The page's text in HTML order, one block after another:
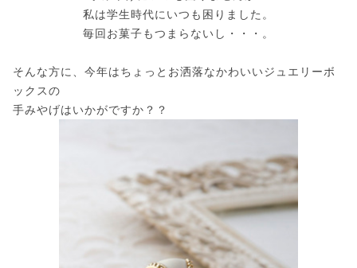
私は学生時代にいつも困りました。
毎回お菓子もつまらないし・・・。
そんな方に、今年はちょっとお洒落なかわいいジュエリーボ
ックスの
手みやげはいかがですか？？